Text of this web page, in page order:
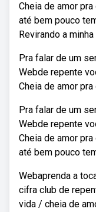
Cheia de amor
até bem pouco
Revirando a
Pra falar de um
Webde repente
Cheia de amor pra
Pra falar de um
Webde repente
Cheia de amor
até bem pouco
Webaprenda a
cifra club de
vida / cheia de